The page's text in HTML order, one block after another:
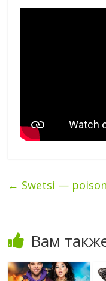
← Swetsi — poison
Вам